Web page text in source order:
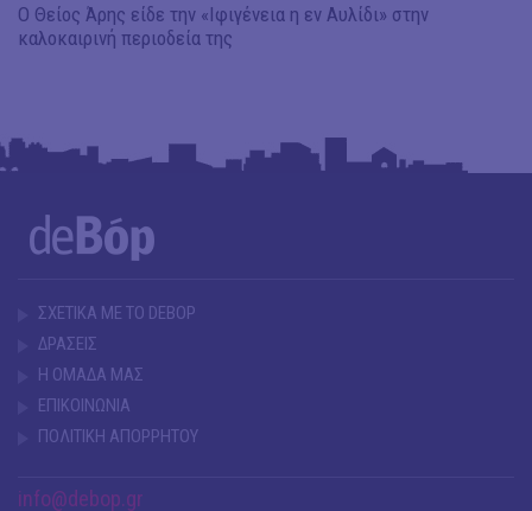
Ο Θείος Άρης είδε την «Ιφιγένεια η εν Αυλίδι» στην
καλοκαιρινή περιοδεία της
ΣΧΕΤΙΚΑ ΜΕ ΤΟ DEBOP
ΔΡΑΣΕΙΣ
Η ΟΜΑΔΑ ΜΑΣ
ΕΠΙΚΟΙΝΩΝΙΑ
ΠΟΛΙΤΙΚΗ ΑΠΟΡΡΗΤΟΥ
info@debop.gr